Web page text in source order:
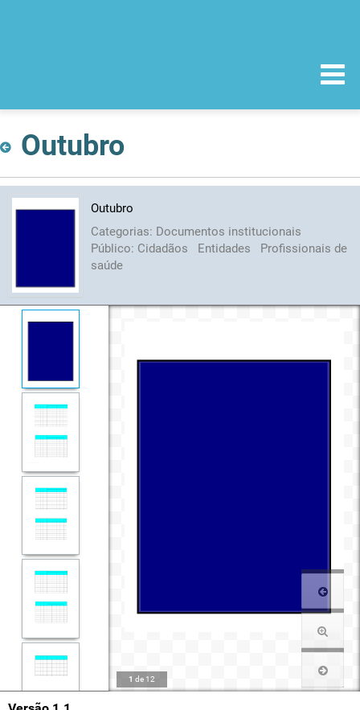
Outubro
Outubro
Categorias: Documentos institucionais
Público: Cidadãos Entidades
Profissionais de
saúde
1 de 12